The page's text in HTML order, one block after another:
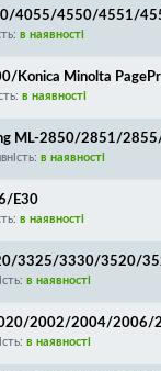
4055/4550/4551/
в наявності
Konica Minolta
в наявності
ML-2850/2851/
3710/3712/
Roller
в наявності
E30
в наявності
3325/3330/3520/
в наявності
2020/2002/2004/
в наявності